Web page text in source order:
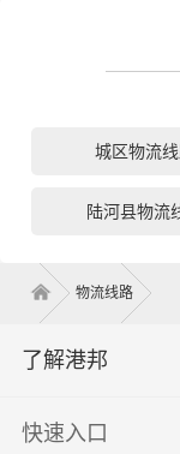
城区物流
陆河县物流
物流线路
了解港邦
快速入口